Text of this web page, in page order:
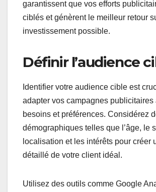
garantissent que vos efforts
ciblés et génèrent le meilleur retour
investissement possible.
Définir l’audience
Identifier votre audience cible est
adapter vos campagnes publicitaires
besoins et préférences. Considérez
démographiques telles que l’âge, le
localisation et les intérêts pour créer
détaillé de votre client idéal.
Utilisez des outils comme Google